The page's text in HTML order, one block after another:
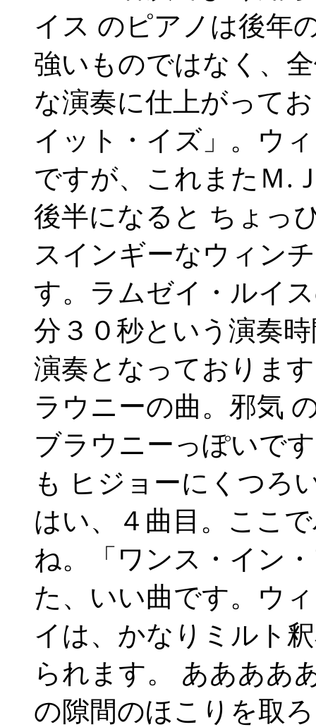
イス のピアノは後年
強いものではなく、
な演奏に仕上がって
イット・イズ」。ウ
ですが、これまたＭ.
後半になると ちょっ
スインギーなウィン
す。ラムゼイ・ルイ
分３０秒という演奏
演奏となっておりま
ラウニーの曲。邪気
ブラウニーっぽいで
も ヒジョーにくつろ
はい、４曲目。ここ
ね。「ワンス・イン
た、いい曲です。ウ
イは、かなりミルト
られます。 ああああ
の隙間のほこりを取